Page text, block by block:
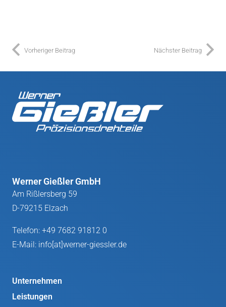
Vorheriger Beitrag Nächster Beitrag
Werner Gießler GmbH
Am Rißlersberg 59
D-79215 Elzach
Telefon: +49 7682 91812 0
E-Mail: info[at]werner-giessler.de
Unternehmen
Leistungen